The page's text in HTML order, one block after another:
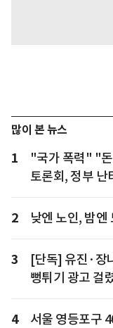
많이 본 뉴스
1
"국가 폭력" "
토론회, 정부 난
2 낮엔 노인, 밤
3
[단독] 유진·장
뻥튀기 광고 걸
4 서울 영등포구